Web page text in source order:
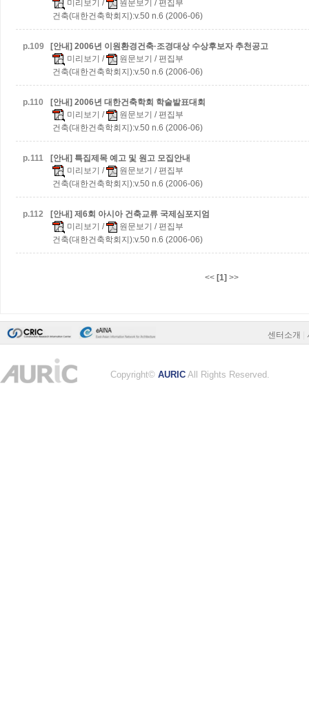
미리보기 / 원문보기 / 편집부
건축(대한건축학회지):v.50 n.6 (2006-06)
p.109
[안내] 2006년 이원환경건축·조경대상 수상후보자 추천공고
미리보기 / 원문보기 / 편집부
건축(대한건축학회지):v.50 n.6 (2006-06)
p.110
[안내] 2006년 대한건축학회 학술발표대회
미리보기 / 원문보기 / 편집부
건축(대한건축학회지):v.50 n.6 (2006-06)
p.111
[안내] 특집제목 예고 및 원고 모집안내
미리보기 / 원문보기 / 편집부
건축(대한건축학회지):v.50 n.6 (2006-06)
p.112
[안내] 제6회 아시아 건축교류 국제심포지엄
미리보기 / 원문보기 / 편집부
건축(대한건축학회지):v.50 n.6 (2006-06)
<< [1] >>
센터소개
Copyright© AURIC All Rights Reserved.